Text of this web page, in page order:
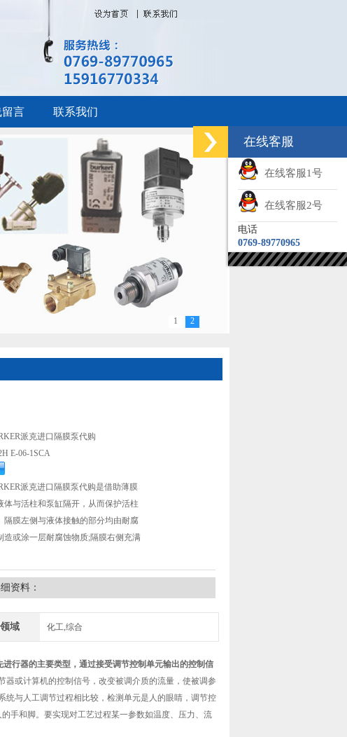
言 联系我们
1 2
派克进口隔膜泵代购
E-06-1SCA
派克进口隔膜泵代购是借助薄膜
体与活柱和泵缸隔开，从而保护活柱
隔膜左侧与液体接触的部分均由耐腐
造或涂一层耐腐蚀物质;隔膜右侧充满
资料：
域 化工,综合
行器的主要类型，通过接受调节控制单元输出的控制信
器或计算机的控制信号，改变被调介质的流量，使被调参
与人工调节过程相比较，检测单元是人的眼睛，调节控
手和脚。要实现对工艺过程某一参数如温度、压力、流
在线客服
在线客服1号
在线客服2号
电话
0769-89770965